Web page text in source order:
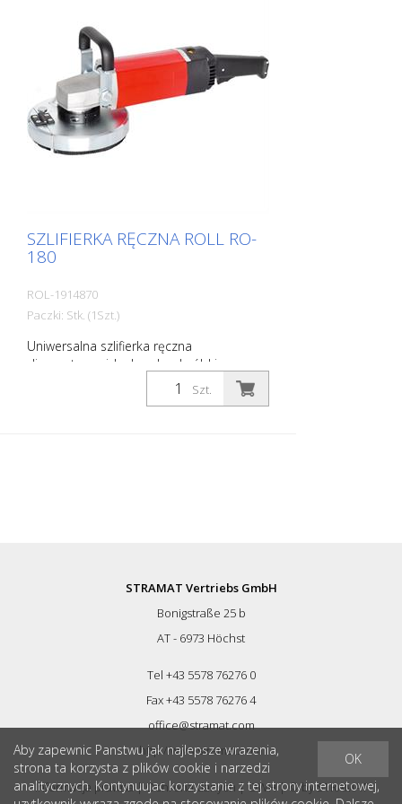
Dostawa bez tarczy diamentowej.
Dostawa w metalowej walizce.
SZLIFIERKA RĘCZNA ROLL RO-
180
ROL-1914870
Paczki: Stk. (1Szt.)
Uniwersalna szlifierka ręczna
diamentowa, idealna do obróbki
krawędzi. Do wszystkich prac szlifierskich i
frezarskich. Z obszernymi akcesoriami.
Szt.
STRAMAT Vertriebs GmbH
Bonigstraße 25 b
AT - 6973 Höchst
Tel +43 5578 76276 0
Fax +43 5578 76276 4
office@stramat.com
http://www.stramat.com
Informacja prawna|Ochrona danych | OWH| © bySTRAMAT
OK
Aby zapewnic Panstwu jak najlepsze wrazenia,
strona ta korzysta z plików cookie i narzedzi
analitycznych. Kontynuujac korzystanie z tej strony internetowej,